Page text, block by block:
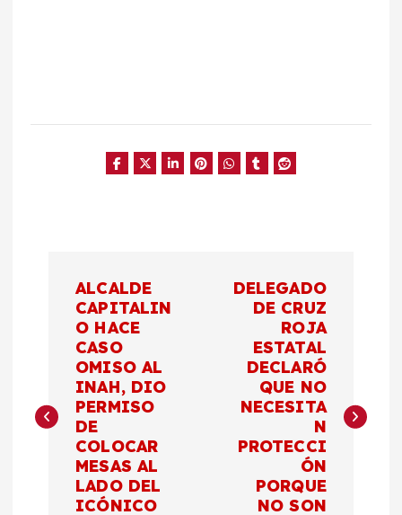
e
ALCALDE
CAPITALIN
O HACE
CASO
OMISO AL
INAH, DIO
PERMISO
DE
COLOCAR
MESAS AL
LADO DEL
ICÓNICO
DELEGADO
DE CRUZ
ROJA
ESTATAL
DECLARÓ
QUE NO
NECESITA
N
PROTECCI
ÓN
PORQUE
NO SON